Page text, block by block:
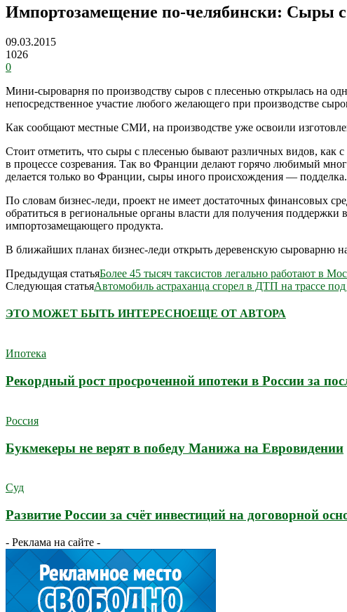
Импортозамещение по-челябински: Сыры
09.03.2015
1026
0
Мини-сыроварня по производству сыров с плесенью открылась на
непосредственное участие любого желающего при производстве
Как сообщают местные СМИ, на производстве уже освоили
Стоит отметить, что сыры с плесенью бывают различных видов, как
в процессе созревания. Так во Франции делают горячо любимый
делается только во Франции, сыры иного происхождения — подделка.
По словам бизнес-леди, проект не имеет достаточных финансовых
обратиться в региональные органы власти для получения поддержки
импортозамещающего продукта.
В ближайших планах бизнес-леди открыть деревенскую сыроварню
Предыдущая статьяБолее 45 тысяч таксистов легально работают в
Следующая статьяАвтомобиль астраханца сгорел в ДТП на трассе
ЭТО МОЖЕТ БЫТЬ ИНТЕРЕСНОЕЩЕ ОТ АВТОРА
Ипотека
Рекордный рост просроченной ипотеки в России за
Россия
Букмекеры не верят в победу Манижа на Евровидении
Суд
Развитие России за счёт инвестиций на договорной
- Реклама на сайте -